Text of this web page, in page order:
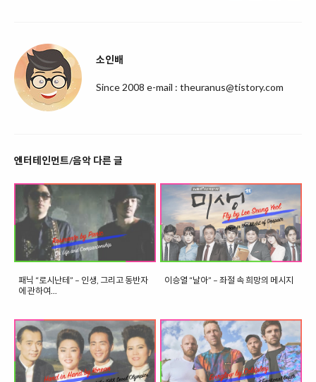
소인배
Since 2008 e-mail : theuranus@tistory.com
엔터테인먼트/음악 다른 글
패닉 “로시난테” – 인생, 그리고 동반자
에 관하여...
이승열 “날아” – 좌절 속 희망의 메시지